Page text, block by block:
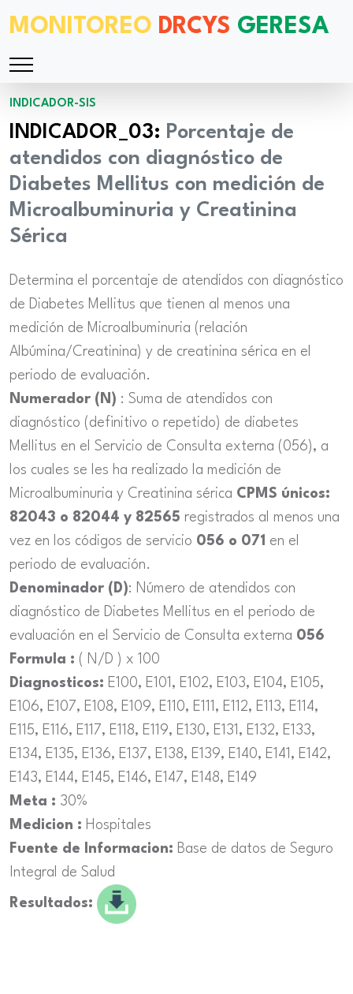
MONITOREO DRCYS GERESA
INDICADOR-SIS
INDICADOR_03: Porcentaje de
atendidos con diagnóstico de
Diabetes Mellitus con medición de
Microalbuminuria y Creatinina
Sérica
Determina el porcentaje de atendidos con diagnóstico
de Diabetes Mellitus que tienen al menos una
medición de Microalbuminuria (relación
Albúmina/Creatinina) y de creatinina sérica en el
periodo de evaluación.
Numerador (N) : Suma de atendidos con
diagnóstico (definitivo o repetido) de diabetes
Mellitus en el Servicio de Consulta externa (056), a
los cuales se les ha realizado la medición de
Microalbuminuria y Creatinina sérica CPMS únicos:
82043 o 82044 y 82565 registrados al menos una
vez en los códigos de servicio 056 o 071 en el
periodo de evaluación.
Denominador (D): Número de atendidos con
diagnóstico de Diabetes Mellitus en el periodo de
evaluación en el Servicio de Consulta externa 056
Formula : ( N/D ) x 100
Diagnosticos: E100, E101, E102, E103, E104, E105,
E106, E107, E108, E109, E110, E111, E112, E113, E114,
E115, E116, E117, E118, E119, E130, E131, E132, E133,
E134, E135, E136, E137, E138, E139, E140, E141, E142,
E143, E144, E145, E146, E147, E148, E149
Meta : 30%
Medicion : Hospitales
Fuente de Informacion: Base de datos de Seguro
Integral de Salud
Resultados: